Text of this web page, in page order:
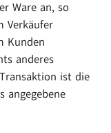
Ware an, so
Verkäufer
Kunden
anderes
ist die
angegebene